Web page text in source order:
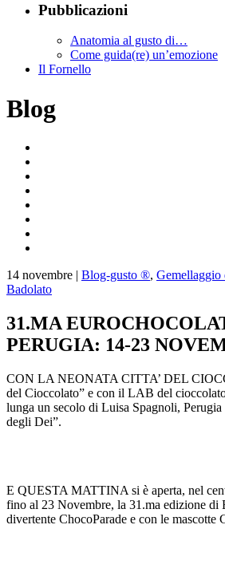
Pubblicazioni
Anatomia al gusto di…
Come guida(re) un’emozione
Il Fornello
Blog
14 novembre | Blog-gusto ®,
Badolato
31.MA
PERUGIA: 14-23
CON LA NEONATA CITTA’ DEL
del Cioccolato” e con il LAB del
lunga un secolo di Luisa Spagnoli,
degli Dei”.
E QUESTA MATTINA si è aperta, nel
fino al 23 Novembre, la 31.ma edizione di
divertente ChocoParade e con le mascotte